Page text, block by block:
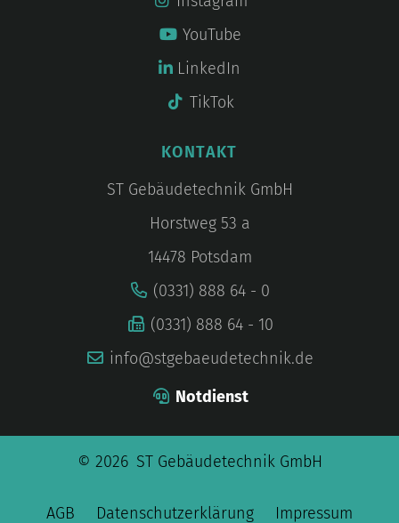
YouTube
LinkedIn
TikTok
KONTAKT
ST Gebäudetechnik GmbH
Horstweg 53 a
14478 Potsdam
(0331) 888 64 - 0
(0331) 888 64 - 10
info@stgebaeudetechnik.de
Notdienst
© 2026 ST Gebäudetechnik GmbH
AGB Datenschutzerklärung Impressum